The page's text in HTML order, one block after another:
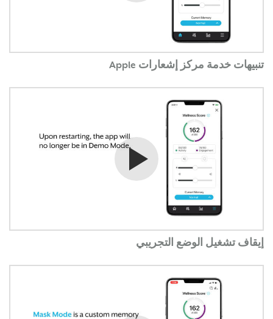
تنبيهات خدمة مركز إشعارات Apple
شاهد الفيديو
إيقاف تشغيل الوضع التجريبي